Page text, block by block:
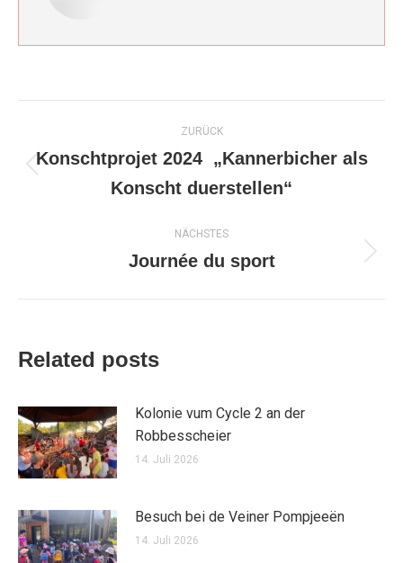
Kommentarnavigation
ZURÜCK
Vorheriger
Beitrag:
Konschtprojet 2024 „Kannerbicher als
Konscht duerstellen“
NÄCHSTES
Nächster
Journée du sport
Related posts
Kolonie vum Cycle 2 an der
Robbesscheier
14. Juli 2026
Besuch bei de Veiner Pompjeeën
14. Juli 2026